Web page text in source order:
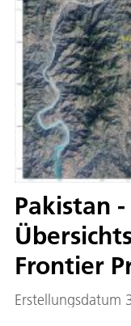
Pakistan
Frontier
Erstellungsdatum